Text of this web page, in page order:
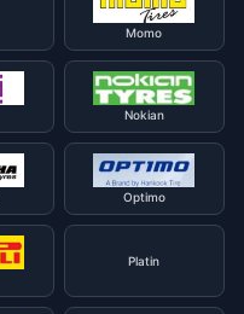
Momo
Nokian
Optimo
Platin